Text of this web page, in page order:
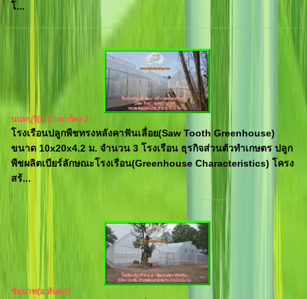
โ...
นนทบุรี(อ.ปากเกร็ด)-2
โรงเรือนปลูกพืชทรงหลังคาฟันเลื่อย(Saw Tooth Greenhouse)
ขนาด 10x20x4.2 ม. จำนวน 3 โรงเรือน ธุรกิจส่วนตัวทำเกษตร ปลูก
พืชผลิตเบียร์ลักษณะโรงเรือน(Greenhouse Characteristics) โครง
สร้...
ชัยนาท(อ.หันคา)